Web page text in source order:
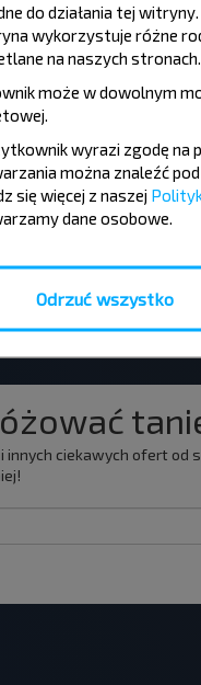
+18°C
+26°C
+20°C
innych ciekawych ofert od
do działania tej
wykorzystuje różne
na naszych stronach.
może w dowolnym
wyrazi zgodę na
można znaleźć
się więcej z naszej
dane osobowe.
Odrzuć wszystko